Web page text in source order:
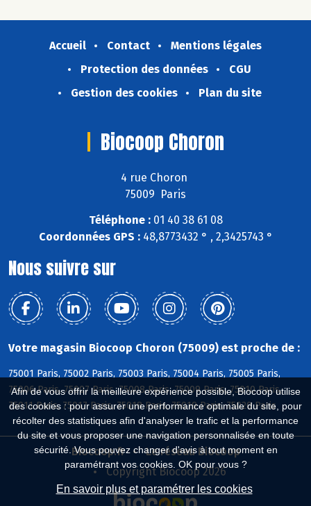
Afin de vous offrir la meilleure expérience possible, Biocoop utilise
des cookies : pour assurer une performance optimale du site, pour
récolter des statistiques afin d'analyser le trafic et la performance
du site et vous proposer une navigation personnalisée en toute
sécurité. Vous pouvez changer d'avis à tout moment en
paramétrant vos cookies. OK pour vous ?
En savoir plus et paramétrer les cookies
Accueil Contact
Mentions légales
Protection des données
CGU
Gestion des cookies
Plan du site
Biocoop Choron
4 rue Choron
75009 Paris
Téléphone :01 40 38 61 08
Coordonnées GPS :48,8773432 ° , 2,3425743 °
Nous suivre sur
Votre magasin Biocoop Choron (75009) est proche de :
75001 Paris, 75002 Paris, 75003 Paris, 75004 Paris, 75005 Paris,
75006 Paris, 75007 Paris, 75008 Paris, 75009 Paris, 75010 Paris,
75011 Paris, 75017 Paris, 75018 Paris, 75019 Paris, 75020 Paris
Biocoop.fr
Le réseau Biocoop
Copyright Biocoop 2026